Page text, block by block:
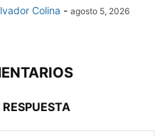
Colina - agosto 5, 2026